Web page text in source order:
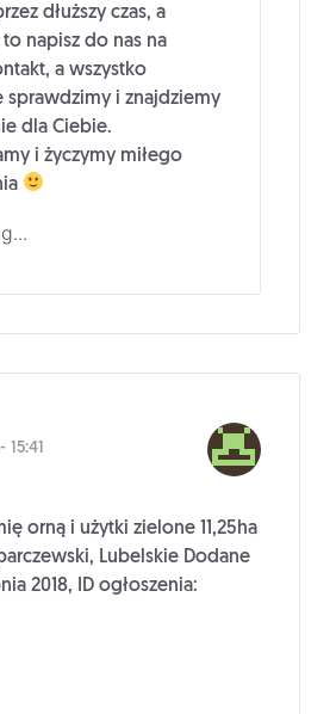
dłuższy czas, a
napisz do nas na
a wszystko
sprawdzimy i znajdziemy
dla Ciebie.
i życzymy miłego
15:41
orną i użytki zielone 11,25ha
Lubelskie Dodane
2018, ID ogłoszenia: